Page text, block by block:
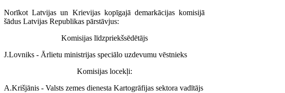
Norīkot Latvijas un Krievijas kopīgajā demarkācijas komisijā
šādus Latvijas Republikas pārstāvjus:
Komisijas līdzpriekšsēdētājs
J.Lovniks - Ārlietu ministrijas speciālo uzdevumu vēstnieks
Komisijas locekļi:
A.Krišjānis - Valsts zemes dienesta Kartogrāfijas sektora vadītājs